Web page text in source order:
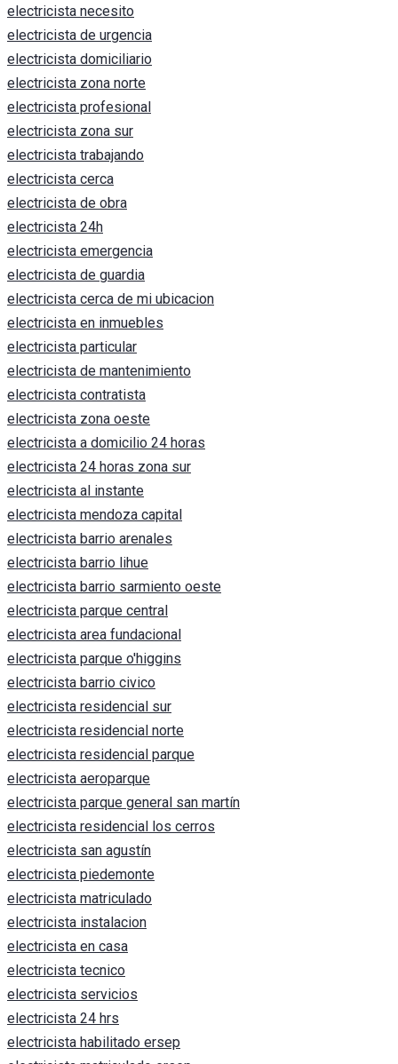
electricista necesito
electricista de urgencia
electricista domiciliario
electricista zona norte
electricista profesional
electricista zona sur
electricista trabajando
electricista cerca
electricista de obra
electricista 24h
electricista emergencia
electricista de guardia
electricista cerca de mi ubicacion
electricista en inmuebles
electricista particular
electricista de mantenimiento
electricista contratista
electricista zona oeste
electricista a domicilio 24 horas
electricista 24 horas zona sur
electricista al instante
electricista mendoza capital
electricista barrio arenales
electricista barrio lihue
electricista barrio sarmiento oeste
electricista parque central
electricista area fundacional
electricista parque o'higgins
electricista barrio civico
electricista residencial sur
electricista residencial norte
electricista residencial parque
electricista aeroparque
electricista parque general san martín
electricista residencial los cerros
electricista san agustín
electricista piedemonte
electricista matriculado
electricista instalacion
electricista en casa
electricista tecnico
electricista servicios
electricista 24 hrs
electricista habilitado ersep